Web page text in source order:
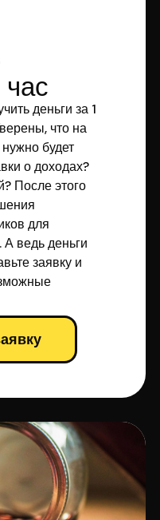
деньги за 1
что на
будет
о доходах?
После этого
для
А ведь деньги
заявку и